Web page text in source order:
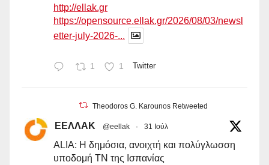
http://ellak.gr
https://opensource.ellak.gr/2026/08/03/newsl
etter-july-2026-...
1 1 Twitter
Theodoros G. Karounos Retweeted
ΕΕΛΛΑΚ @eellak · 31 Ιούλ
ALIA: Η δημόσια, ανοιχτή και πολύγλωσση
υποδομή ΤΝ της Ισπανίας